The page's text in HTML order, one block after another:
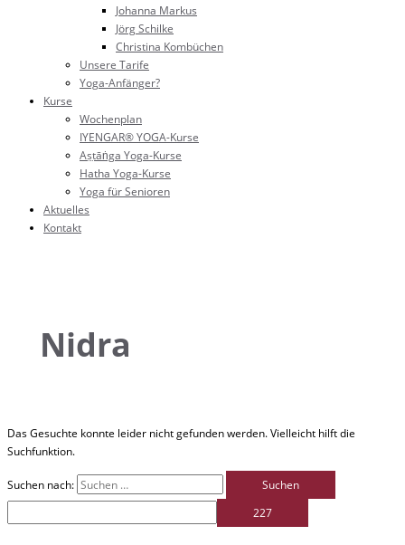
Johanna Markus
Jörg Schilke
Christina Kombüchen
Unsere Tarife
Yoga-Anfänger?
Kurse
Wochenplan
IYENGAR® YOGA-Kurse
Aṣṭāṅga Yoga-Kurse
Hatha Yoga-Kurse
Yoga für Senioren
Aktuelles
Kontakt
Nidra
Das Gesuchte konnte leider nicht gefunden werden. Vielleicht hilft die
Suchfunktion.
Suchen nach: